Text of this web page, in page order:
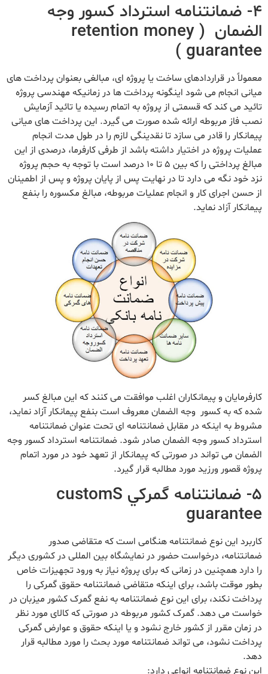
۴- ضمانتنامه استرداد کسور وجه
الضمان ( retention money
guarantee )
معمولاً در قراردادهای ساخت یا پروژه ای، مبالغی بعنوان پرداخت های
میانی انجام می شود اینگونه پرداخت ها در زمانیکه مهندسی پروژه
تائید می کند که قسمتی از پروژه به اتمام رسیده یا تائید آزمایش
نصب فاز مربوطه ارائه شده صورت می گیرد. این پرداخت های میانی
پیمانکار را قادر می سازد تا نقدینگی لازم را در طول مدت انجام
عملیات پروژه در اختیار داشته باشد از طرفی کارفرما، درصدی از این
مبالغ پرداختی را که بین ۵ تا ۱۰ درصد است با توجه به حجم پروژه
نزد خود نگه می دارد تا در نهایت پس از پایان پروژه و پس از اطمینان
از حسن اجرای کار و انجام عملیات مربوطه، مبالغ مکسوره را بنفع
پیمانکار آزاد نماید.
کارفرمایان و پیمانکاران اغلب موافقت می کنند که این مبالغ کسر
شده که به کسور وجه الضمان معروف است بنفع پیمانکار آزاد نماید،
مشروط به اینکه در مقابل ضمانتنامه ای تحت عنوان ضمانتنامه
استرداد کسور وجه الضمان صادر شود. ضمانتنامه استرداد کسور وجه
الضمان می تواند در صورتی که پیمانکار از تعهد خود در مورد اتمام
پروژه قصور ورزید مورد مطالبه قرار گیرد.
۵- ضمانتنامه گمركي customS
guarantee
کاربرد این نوع ضمانتنامه هنگامی است که متقاضی صدور
ضمانتنامه، درخواست حضور در نمایشگاه بین المللی در کشوری دیگر
را دارد همچنین در زمانی که برای پروژه نیاز به ورود تجهیزات خاص
بطور موقت باشد، برای اینکه متقاضی ضمانتنامه حقوق گمرکی را
پرداخت نکند، برای این نوع ضمانتنامه به نفع گمرک کشور میزبان در
خواست می دهد. گمرک کشور مربوطه در صورتی که کالای مورد نظر
در زمان مقرر از کشور خارج نشود و یا اینکه حقوق و عوارض گمرکی
پرداخت نشود، می تواند ضمانتنامه مورد بحث را مورد مطالبه قرار
دهد.
این نوع ضمانتنامه انواعی دارد: